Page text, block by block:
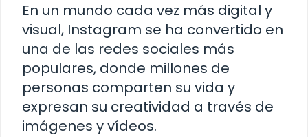
En un mundo cada vez más digital y
visual, Instagram se ha convertido en
una de las redes sociales más
populares, donde millones de
personas comparten su vida y
expresan su creatividad a través de
imágenes y vídeos.